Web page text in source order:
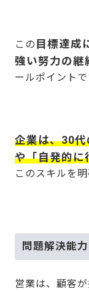
この 目標達成
強い努力の継
ールポイントで
企業は、30
や「自発的に
このスキルを
問題解決能力
営業は、顧客